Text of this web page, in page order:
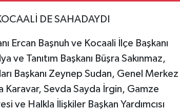
DE SAHADAYDI
Ercan Başnuh ve Kocaali İlçe Başkanı
ve Tanıtım Başkanı Büşra Sakınmaz,
Başkanı Zeynep Sudan, Genel Merkez
Karavar, Sevda Sayda İrgin, Gamze
ve Halkla İlişkiler Başkan Yardımcısı